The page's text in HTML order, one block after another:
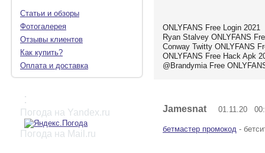
Статьи и обзоры
Фотогалерея
Отзывы клиентов
Как купить?
Оплата и доставка
:
Погода на Yandex.ru
Погода на Mail.ru
ONLYFANS Free Login 2021
Ryan Stalvey ONLYFANS
Conway Twitty ONLYFANS
ONLYFANS Free Hack Apk
@Brandymia Free
Jamesnat 01.11.20
бетмастер промокод -